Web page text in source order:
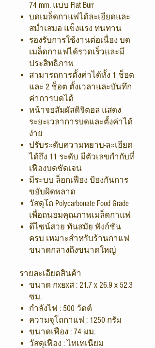
74 mm. แบบ Flat Burr
บดเมล็ดกาแฟได้ละเอียดและ
สม่ำเสมอ แข็งแรง ทนทาน
รองรับการใช้งานต่อเนื่อง บด
เมล็ดกาแฟได้รวดเร็วและมี
ประสิทธิภาพ
สามารถการตั้งค่าได้ทั้ง 1 ช็อต
และ 2 ช็อต ตั้งเวลาและบันทึก
ค่าการบดได้
หน้าจอสัมผัสดิจิตอล แสดง
ระยะเวลาการบดและตั้งค่าได้
ง่าย
ปรับระดับความหยาบ-ละเอียด
ได้ถึง 11 ระดับ มีตัวเลขกำกับที่
เฟืองบดชัดเจน
มีระบบ ล็อกเฟือง ป้องกันการ
ขยับผิดพลาด
วัสดุโถ Polycarbonate Food Grade
เพื่อถนอมคุณภาพเมล็ดกาแฟ
ดีไซน์สวย ทันสมัย ฟังก์ชัน
ครบ เหมาะสำหรับร้านกาแฟ
ขนาดกลางถึงขนาดใหญ่
รายละเอียดสินค้า
ขนาด กxยxส : 21.7 x 26.9 x 52.3
ซม.
กำลังไฟ : 500 วัตต์
ความจุโถกาแฟ : 1250 กรัม
ขนาดเฟือง : 74 มม.
วัสดุเฟือง : ไทเทเนียม